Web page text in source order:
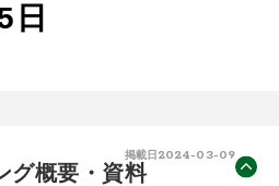
日
掲載日 2024-03-09
グ概要・資料